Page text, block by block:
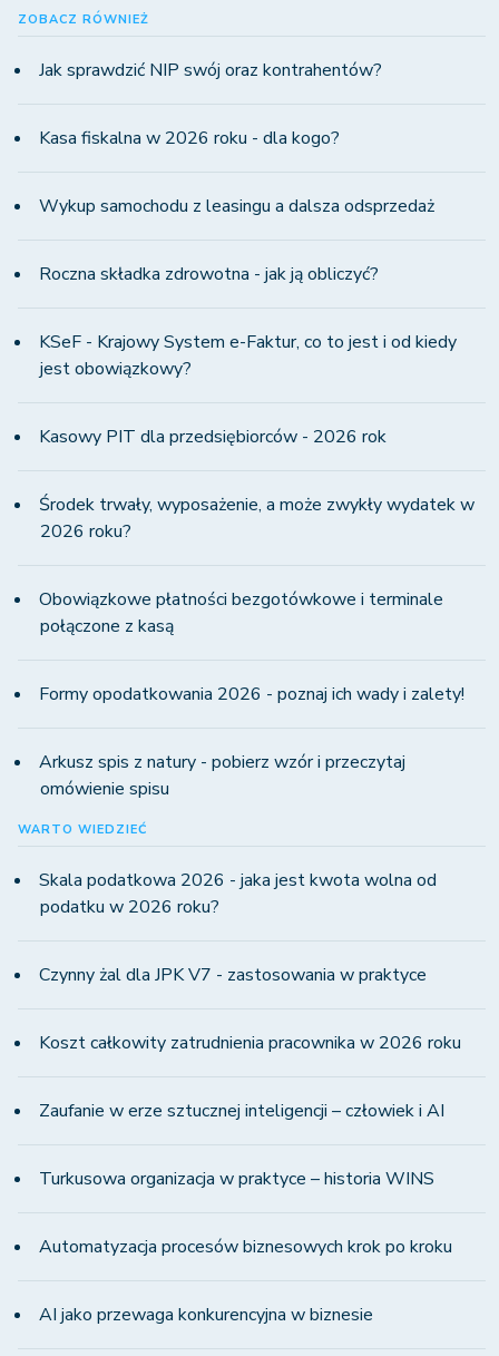
ZOBACZ RÓWNIEŻ
Jak sprawdzić NIP swój oraz kontrahentów?
Kasa fiskalna w 2026 roku - dla kogo?
Wykup samochodu z leasingu a dalsza odsprzedaż
Roczna składka zdrowotna - jak ją obliczyć?
KSeF - Krajowy System e-Faktur, co to jest i od kiedy
jest obowiązkowy?
Kasowy PIT dla przedsiębiorców - 2026 rok
Środek trwały, wyposażenie, a może zwykły wydatek w
2026 roku?
Obowiązkowe płatności bezgotówkowe i terminale
połączone z kasą
Formy opodatkowania 2026 - poznaj ich wady i zalety!
Arkusz spis z natury - pobierz wzór i przeczytaj
omówienie spisu
WARTO WIEDZIEĆ
Skala podatkowa 2026 - jaka jest kwota wolna od
podatku w 2026 roku?
Czynny żal dla JPK V7 - zastosowania w praktyce
Koszt całkowity zatrudnienia pracownika w 2026 roku
Zaufanie w erze sztucznej inteligencji – człowiek i AI
Turkusowa organizacja w praktyce – historia WINS
Automatyzacja procesów biznesowych krok po kroku
AI jako przewaga konkurencyjna w biznesie